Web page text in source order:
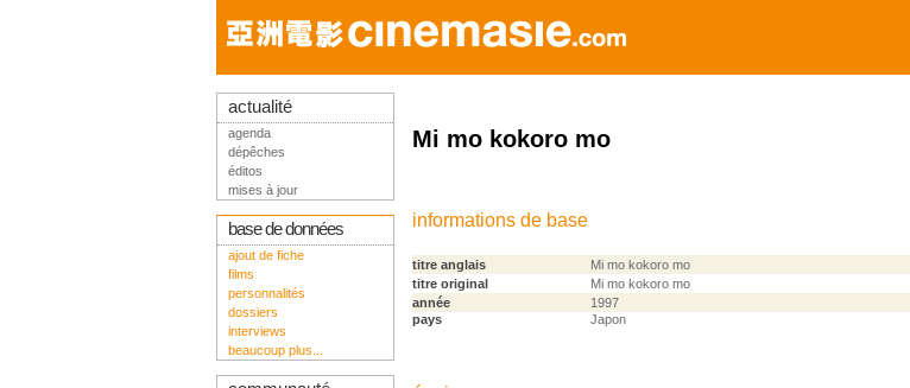
Mi mo kokoro mo
informations de base
titre anglais
Mi mo kokoro mo
titre original
Mi mo kokoro mo
année
1997
pays
Japon
actualité
agenda
dépêches
éditos
mises à jour
base de données
ajout de fiche
films
personnalités
dossiers
interviews
beaucoup plus...